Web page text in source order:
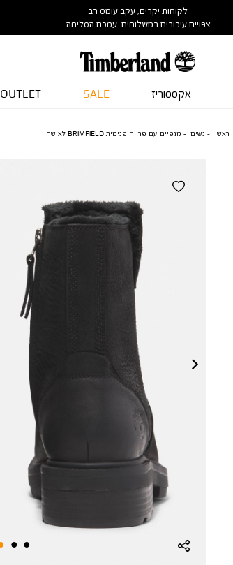
לקוחות יקרים, עקב עומס רב
צפויים עיכובים במשלוחים. עמכם הסליחה
אקססוריז SALE
OUTLET
ראשי נשים מגפיים עם פרווה פנימית BRIMFIELD לאישה